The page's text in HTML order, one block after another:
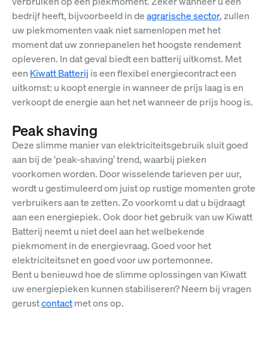
bedrijf heeft, bijvoorbeeld in deagrarische sector, zullen
uw piekmomenten vaak niet samenlopen met het
moment dat uw zonnepanelen het hoogste rendement
opleveren. In dat geval biedt een batterij uitkomst. Met
een Kiwatt Batterij is een flexibel energiecontract een
uitkomst: u koopt energie in wanneer de prijs laag is en
verkoopt de energie aan het net wanneer de prijs hoog is.
Peak shaving
Deze slimme manier van elektriciteitsgebruik sluit goed
aan bij de ‘peak-shaving’ trend, waarbij pieken
voorkomen worden. Door wisselende tarieven per uur,
wordt u gestimuleerd om juist op rustige momenten grote
verbruikers aan te zetten. Zo voorkomt u dat u bijdraagt
aan een energiepiek. Ook door het gebruik van uw Kiwatt
Batterij neemt u niet deel aan het welbekende
piekmoment in de energievraag. Goed voor het
elektriciteitsnet en goed voor uw portemonnee.
Bent u benieuwd hoe de slimme oplossingen van Kiwatt
uw energiepieken kunnen stabiliseren? Neem bij vragen
gerustcontactmet ons op.